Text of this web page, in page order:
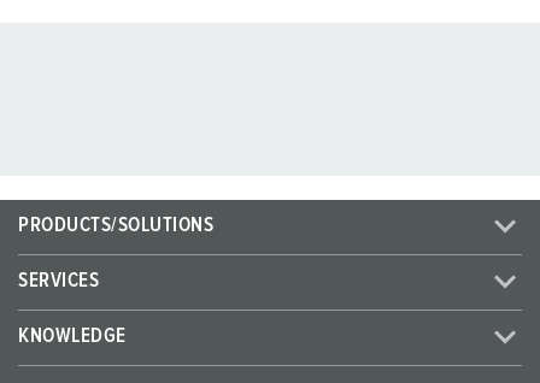
PRODUCTS/SOLUTIONS
SERVICES
KNOWLEDGE